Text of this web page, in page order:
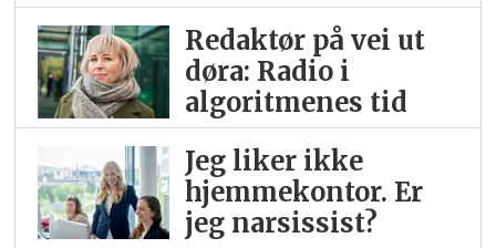
Redaktør på vei ut
døra: Radio i
algoritmenes tid
Jeg liker ikke
hjemme­kontor. Er
jeg narsissist?